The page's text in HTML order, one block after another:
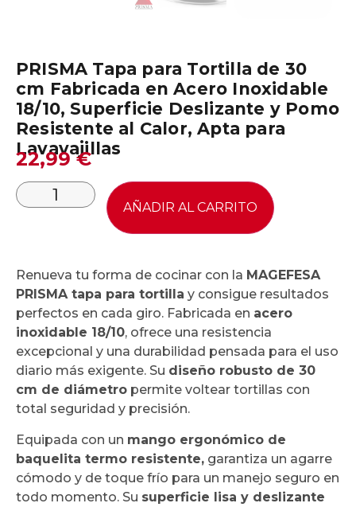
PRISMA Tapa para Tortilla de 30
cm Fabricada en Acero Inoxidable
18/10, Superficie Deslizante y Pomo
Resistente al Calor, Apta para
Lavavajillas
22,99€
AÑADIR AL CARRITO
Renueva tu forma de cocinar con la MAGEFESA
PRISMA tapa para tortilla y consigue resultados
perfectos en cada giro. Fabricada en acero
inoxidable 18/10, ofrece una resistencia
excepcional y una durabilidad pensada para el uso
diario más exigente. Su diseño robusto de 30
cm de diámetro permite voltear tortillas con
total seguridad y precisión.
Equipada con un mango ergonómico de
baquelita termo resistente, garantiza un agarre
cómodo y de toque frío para un manejo seguro en
todo momento. Su superficie lisa y deslizante